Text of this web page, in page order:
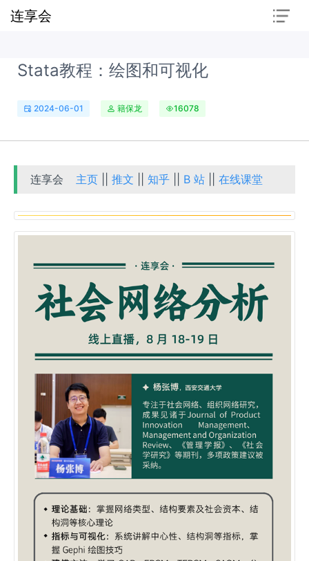
连享会
Stata教程：绘图和可视化
2024-06-01 籍保龙 16078
连享会 主页 ||推文 ||知乎 B 站 ||在线课堂